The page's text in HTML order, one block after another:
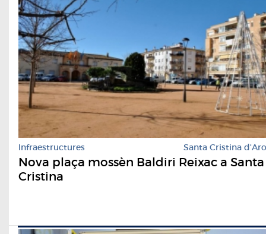
Infraestructures Santa Cristina d'Aro
Nova plaça mossèn Baldiri Reixac a Santa
Cristina